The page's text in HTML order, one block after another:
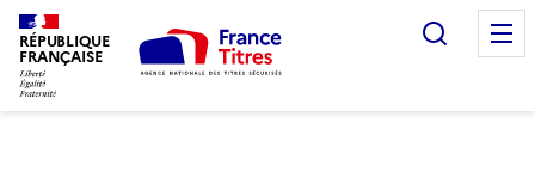
RÉPUBLIQUE
FRANÇAISE